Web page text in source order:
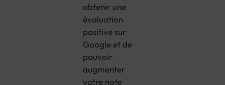
obtenir une
évaluation
positive sur
Google et de
pouvoir
augmenter
votre note